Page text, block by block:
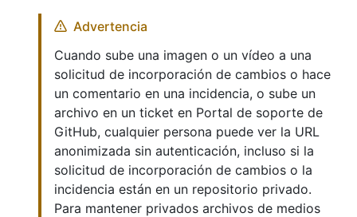
Advertencia
Cuando sube una imagen o un vídeo a una
solicitud de incorporación de cambios o hace
un comentario en una incidencia, o sube un
archivo en un ticket en Portal de soporte de
GitHub, cualquier persona puede ver la URL
anonimizada sin autenticación, incluso si la
solicitud de incorporación de cambios o la
incidencia están en un repositorio privado.
Para mantener privados archivos de medios